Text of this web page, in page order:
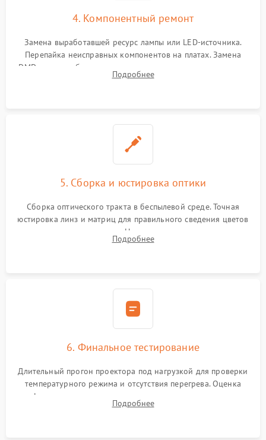
4. Компонентный ремонт
Замена выработавшей ресурс лампы или LED-источника.
Перепайка неисправных компонентов на платах. Замена
DMD-чипа при битых пикселях, установка нового цветового
колеса или восстановление сгоревших поляризационных
Подробнее
5. Сборка и юстировка оптики
Сборка оптического тракта в беспылевой среде. Точная
юстировка линз и матриц для правильного сведения цветов
и устранения размытия. Надежное подключение всех
шлейфов, установка датчиков и закрытие корпуса
Подробнее
6. Финальное тестирование
Длительный прогон проектора под нагрузкой для проверки
температурного режима и отсутствия перегрева. Оценка
фокуса, контрастности и цветопередачи на тестовых
таблицах. Проверка работы всех видеовходов и кнопок
Подробнее